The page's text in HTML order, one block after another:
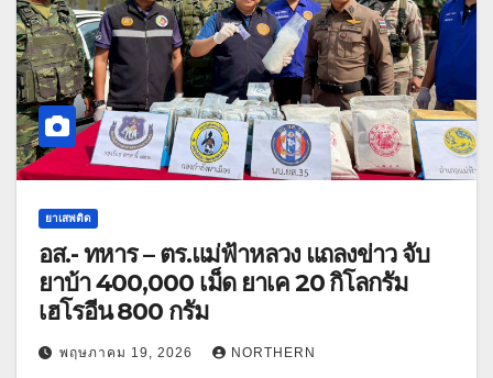
ยาเสพติด
อส.- ทหาร – ตร.แม่ฟ้าหลวง แถลงข่าว จับ
ยาบ้า 400,000 เม็ด ยาเค 20 กิโลกรัม
เฮโรอีน 800 กรัม
พฤษภาคม 19, 2026 NORTHERN